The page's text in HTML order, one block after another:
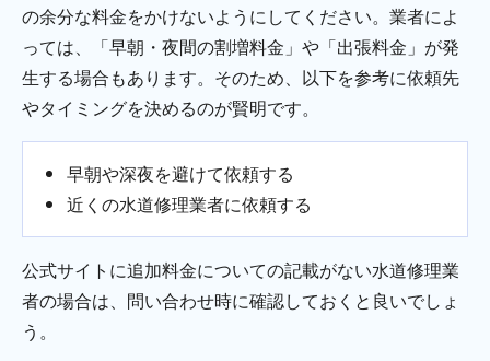
の余分な料金をかけないようにしてください。業者によ
っては、「早朝・夜間の割増料金」や「出張料金」が発
生する場合もあります。そのため、以下を参考に依頼先
やタイミングを決めるのが賢明です。
早朝や深夜を避けて依頼する
近くの水道修理業者に依頼する
公式サイトに追加料金についての記載がない水道修理業
者の場合は、問い合わせ時に確認しておくと良いでしょ
う。